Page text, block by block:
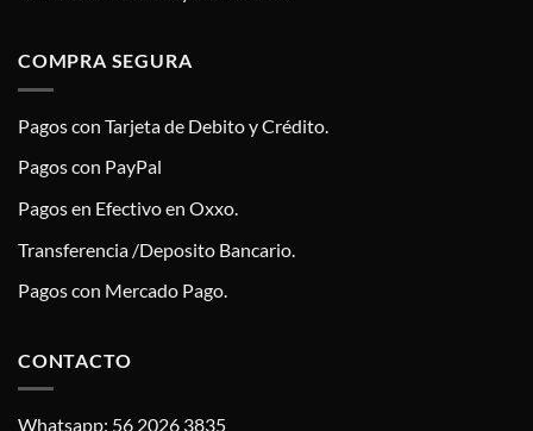
COMPRA SEGURA
Pagos con Tarjeta de Debito y Crédito.
Pagos con PayPal
Pagos en Efectivo en Oxxo.
Transferencia /Deposito Bancario.
Pagos con Mercado Pago.
CONTACTO
Whatsapp: 56 2026 3835